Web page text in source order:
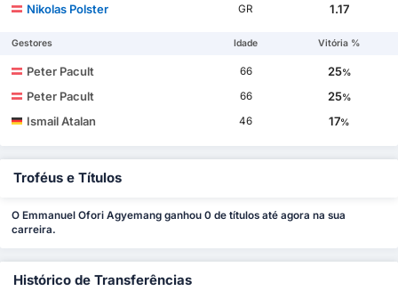
Nikolas Polster
GR 1.17
Gestores Idade Vitória %
Peter Pacult 66 25%
Peter Pacult 66 25%
Ismail Atalan 46 17%
Troféus e Títulos
O Emmanuel Ofori Agyemang ganhou 0 de títulos até agora na sua
carreira.
Histórico de Transferências